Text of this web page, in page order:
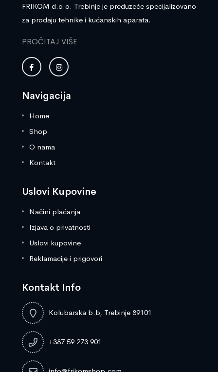
FRIKOM d.o.o. Trebinje je preduzeće specijalizovano
za prodaju tehnike i kućanskih aparata.
PROČITAJ VIŠE
Navigacija
Home
Shop
O nama
Kontakt
Uslovi Kupovine
Načini plaćanja
Izjava o privatnosti
Uslovi kupovine
Reklamacije i prigovori
Kontakt Info
Kolubarska b.b, Trebinje 89101
+387 59 273 901